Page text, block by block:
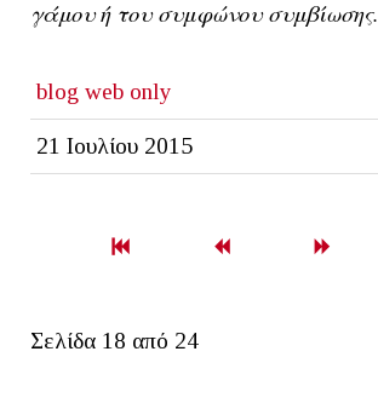
γάμου ή του συμφώνου συμβίωσης.
blog web only
21 Ιουλίου 2015
Σελίδα 18 από 24